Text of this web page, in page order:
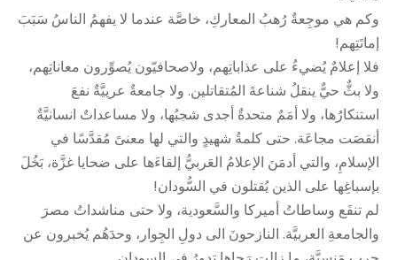
وكم هي موجِعةٌ رُهبُ المعاركِ، خاصَّة عندما لا يفهمُ الناسُ سَبَبَ
إماتَتِهم!
فلا إعلامٌ يُضيءُ على عذاباتِهم، ولاصحافيّون يُصوِّرون معاناتِهم،
ولا بثٌّ حيٌّ ينقلُ شناعةَ المُتقاتلين. ولا جامعةٌ عرييَّةٌ نفعَ
استنكارُها، ولا أمَمٌ متحدةٌ أجدى شجبُها، ولا مساعداتٌ انسانيَّةٌ
أنقصَت مجاعَة. حتى كلمةُ شهيدٍ والتي لها معنىً مُقدَّسًا في
الإسلامِ، والتي أدمَنَ الإعلامُ العَربيُّ إلقاءَها على ضحايا غزَّة، بَخُلَ
بإسباغِها على الذين يُقتلون في السُّودان!
لم تنفَع وساطاتُ أميركا والسَّعودية، ولا حتى مناشداتُ مصرَ
والجامعةِ العربيَّة. النازحونَ الى دولِ الجِوار، وحدَهُم يُخبرون عن